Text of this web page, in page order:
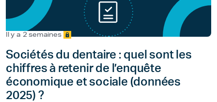
Il y a 2 semaines
Sociétés du dentaire : quel sont les
chiffres à retenir de l’enquête
économique et sociale (données
2025) ?